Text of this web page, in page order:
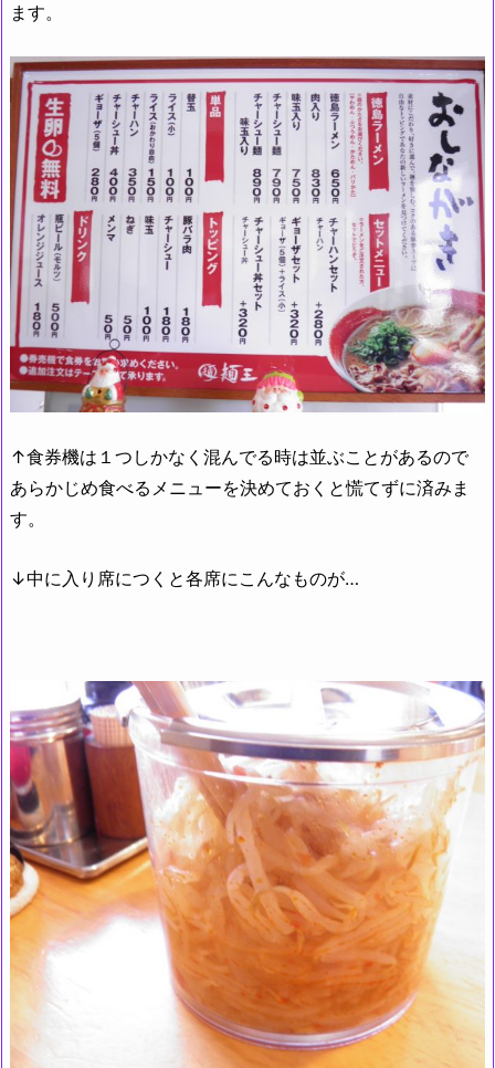
ます。
↑食券機は１つしかなく混んでる時は並ぶことがあるので
あらかじめ食べるメニューを決めておくと慌てずに済みま
す。
↓中に入り席につくと各席にこんなものが…